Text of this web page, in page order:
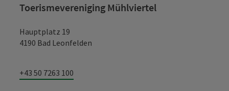
Toerismevereniging Mühlviertel
Hauptplatz 19
4190 Bad Leonfelden
+43 50 7263 100